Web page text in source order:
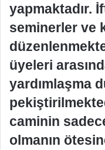
yapmaktadır.
seminerler ve
üyeleri
yardımlaşma
caminin
olmanın